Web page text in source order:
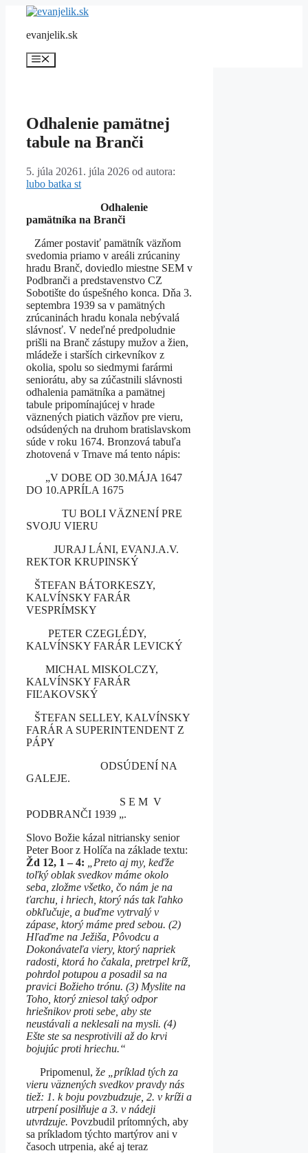
Preskočiť
obsahevanjelik.sk
Menu
Odhalenie pamätnej
tabule na Branči
5. júla 20261. júla 2026 od autora:
lubo batka st
Odhalenie
pamätníka na Branči
Zámer postaviť pamätník väzňom
svedomia priamo v areáli zrúcaniny
hradu Branč, doviedlo miestne SEM v
Podbranči a predstavenstvo CZ
Sobotište do úspešného konca. Dňa 3.
septembra 1939 sa v pamätných
zrúcaninách hradu konala nebývalá
slávnosť. V nedeľné predpoludnie
prišli na Branč zástupy mužov a žien,
mládeže i starších cirkevníkov z
okolia, spolu so siedmymi farármi
seniorátu, aby sa zúčastnili slávnosti
odhalenia pamätníka a pamätnej
tabule pripomínajúcej v hrade
väznených piatich väzňov pre vieru,
odsúdených na druhom bratislavskom
súde v roku 1674. Bronzová tabuľa
zhotovená v Trnave má tento nápis:
„V DOBE OD 30.MÁJA 1647
DO 10.APRÍLA 1675
TU BOLI VÄZNENÍ PRE
SVOJU VIERU
JURAJ LÁNI, EVANJ.A.V.
REKTOR KRUPINSKÝ
ŠTEFAN BÁTORKESZY,
KALVÍNSKY FARÁR
VESPRÍMSKY
PETER CZEGLÉDY,
KALVÍNSKY FARÁR LEVICKÝ
MICHAL MISKOLCZY,
KALVÍNSKY FARÁR
FIĽAKOVSKÝ
ŠTEFAN SELLEY, KALVÍNSKY
FARÁR A SUPERINTENDENT Z
PÁPY
ODSÚDENÍ NA
GALEJE.
S E M V
PODBRANČI 1939 „.
Slovo Božie kázal nitriansky senior
Peter Boor z Holíča na základe textu:
Žd 12, 1 – 4:
Preto aj my, keďže
toľký oblak svedkov máme okolo
seba, zložme všetko, čo nám je na
ťarchu, i hriech, ktorý nás tak ľahko
obkľučuje, a buďme vytrvalý v
zápase, ktorý máme pred sebou. (2)
Hľaďme na Ježiša, Pôvodcu a
Dokonávateľa viery, ktorý napriek
radosti, ktorá ho čakala, pretrpel kríž,
pohrdol potupou a posadil sa na
pravici Božieho trónu. (3) Myslite na
Toho, ktorý zniesol taký odpor
hriešnikov proti sebe, aby ste
neustávali a neklesali na mysli. (4)
Ešte ste sa nesprotivili až do krvi
bojujúc proti hriechu.“
Pripomenul, že „príklad tých za
vieru väznených svedkov pravdy nás
tiež: 1. k boju povzbudzuje, 2. v kríži a
utrpení posilňuje a 3. v nádeji
utvrdzuje. Povzbudil prítomných, aby
sa príkladom týchto martýrov ani v
časoch utrpenia, aké aj teraz